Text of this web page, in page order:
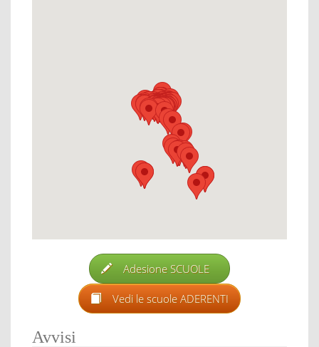
Adesione SCUOLE
Vedi le scuole ADERENTI
Avvisi